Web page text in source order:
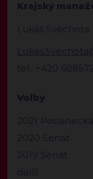
Krajský
Lukáš Svěchota
tel.: +420
Volby
2021
2020 Senát
2019 Senát
další